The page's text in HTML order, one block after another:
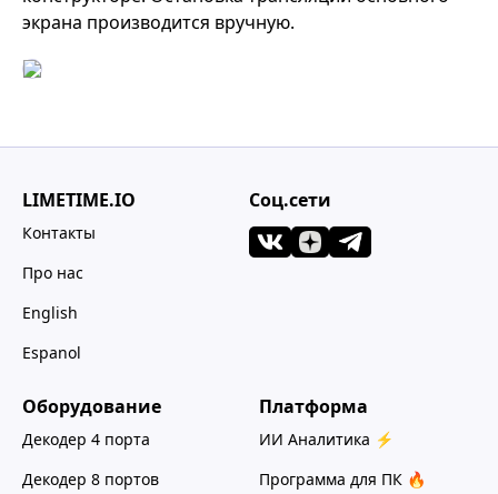
экрана производится вручную.
LIMETIME.IO
Контакты
Про нас
Соц.сети
English
Espanol
Оборудование
Декодер 4 порта
Декодер 8 портов
Платформа
ИИ Аналитика ⚡
Программа для ПК 🔥